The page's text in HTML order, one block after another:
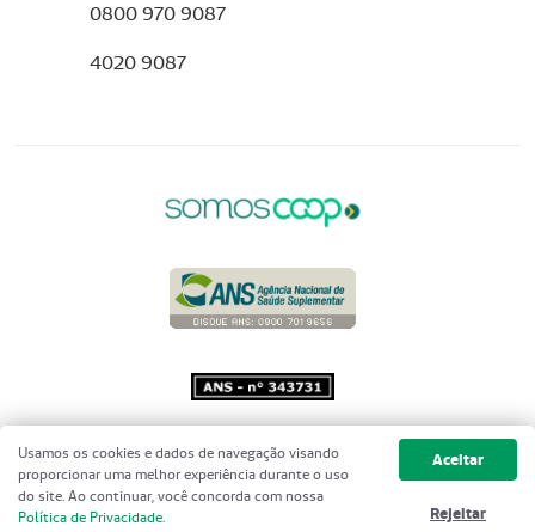
0800 970 9087
4020 9087
Copyright 2001 - 2026 Unimed do
Brasil - Todos os direitos reservados
Usamos os cookies e dados de navegação visando
proporcionar uma melhor experiência durante o uso
do site. Ao continuar, você concorda com nossa
Política de Privacidade.
Aceitar
Rejeitar